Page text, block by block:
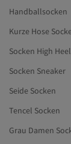
Handballsocken
Kurze Hose
Socken High
Socken Sneaker
Seide Socken
Tencel Socken
Grau Damen